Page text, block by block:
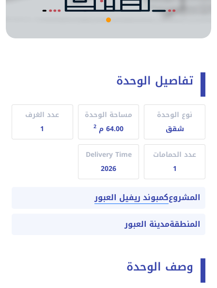
تفاصيل الوحدة
نوع الوحدة
شقق
مساحة الوحدة
64.00 م
2
عدد الغرف
1
عدد الحمامات
1
Delivery Time
2026
المشروعكمبوند ريفيل العبور
المنطقةمدينة العبور
وصف الوحدة